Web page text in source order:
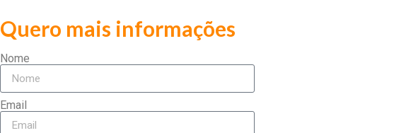
Quero mais informações
Nome
Email